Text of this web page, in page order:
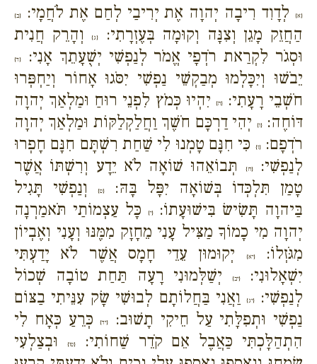
{א} לְדָוִד רִיבָה יְהוָה אֶת יְרִיבַי לְחַם אֶת לֹחֲמָי: {ב}
הַחֲזֵק מָגֵן וְצִנָּה וְקוּמָה בְּעֶזְרָתִי: {ג}וְהָרֵק חֲנִית
וּסְגֹר לִקְרַאת רֹדְפָי אֱמֹר לְנַפְשִׁי יְשֻׁעָתֵךְ אָנִי:
{ד}
יֵבֹשׁוּ וְיִכָּלְמוּ מְבַקְשֵׁי נַפְשִׁי יִסֹּגוּ אָחוֹר וְיַחְפְּרוּ
חֹשְׁבֵי רָעָתִי:{ה}
יִהְיוּ כְּמֹץ לִפְנֵי רוּחַ וּמַלְאַךְ יְהוָה
דּוֹחֶה:{ו}
יְהִי דַרְכָּם חֹשֶׁךְ וַחֲלַקְלַקּוֹת וּמַלְאַךְ יְהוָה
רֹדְפָם:{ז}
כִּי חִנָּם טָמְנוּ לִי שַׁחַת רִשְׁתָּם חִנָּם חָפְרוּ
לְנַפְשִׁי:{ח}
תְּבוֹאֵהוּ שׁוֹאָה לֹא יֵדָע וְרִשְׁתּוֹ אֲשֶׁר
טָמַן תִּלְכְּדוֹ בְּשׁוֹאָה יִפָּל בָּהּ:
{ט}
וְנַפְשִׁי תָּגִיל
בַּיהוָה תָּשִׂישׂ בִּישׁוּעָתוֹ:{י}
כָּל עַצְמוֹתַי תֹּאמַרְנָה
יְהוָה מִי כָמוֹךָ מַצִּיל עָנִי מֵחָזָק מִמֶּנּוּ וְעָנִי וְאֶבְיוֹן
מִגֹּזְלוֹ:{יא}
יְקוּמוּן עֵדֵי חָמָס אֲשֶׁר לֹא יָדַעְתִּי
יִשְׁאָלוּנִי:{יב}
יְשַׁלְּמוּנִי רָעָה תַּחַת טוֹבָה שְׁכוֹל
לְנַפְשִׁי:{יג}
וַאֲנִי בַּחֲלוֹתָם לְבוּשִׁי שָׂק עִנֵּיתִי בַצּוֹם
נַפְשִׁי וּתְפִלָּתִי עַל חֵיקִי תָשׁוּב:
{יד}כְּרֵעַ כְּאָח לִי
הִתְהַלָּכְתִּי כַּאֲבֶל אֵם קֹדֵר שַׁחוֹתִי:{טו}
וּבְצַלְעִי